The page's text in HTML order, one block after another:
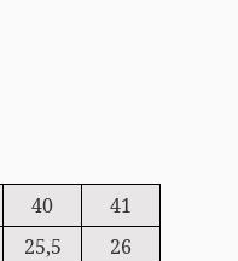
40
41
25,5 26